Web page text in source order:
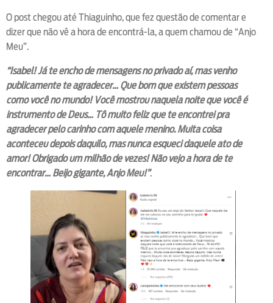
O post chegou até Thiaguinho, que fez questão de comentar e
dizer que não vê a hora de encontrá-la, a quem chamou de “Anjo
Meu”.
“Isabel! Já te encho de mensagens no privado aí, mas venho
publicamente te agradecer… Que bom que existem pessoas
como você no mundo! Você mostrou naquela noite que você é
instrumento de Deus… Tô muito feliz que te encontrei pra
agradecer pelo carinho com aquele menino. Muita coisa
aconteceu depois daquilo, mas nunca esqueci daquele ato de
amor! Obrigado um milhão de vezes! Não vejo a hora de te
encontrar… Beijo gigante, Anjo Meu!”.